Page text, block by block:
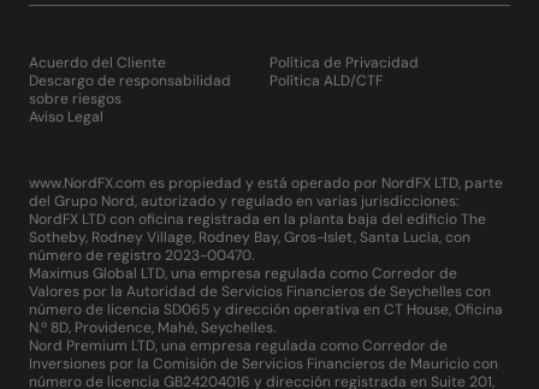
Acuerdo del Cliente
Descargo de responsabilidad
sobre riesgos
Aviso Legal
Política de Privacidad
Política ALD/CTF
www.NordFX.com es propiedad y está operado por NordFX LTD, parte
del Grupo Nord, autorizado y regulado en varias jurisdicciones:
NordFX LTD con oficina registrada en la planta baja del edificio The
Sotheby, Rodney Village, Rodney Bay, Gros-Islet, Santa Lucía, con
número de registro 2023-00470.
Maximus Global LTD, una empresa regulada como Corredor de
Valores por la Autoridad de Servicios Financieros de Seychelles con
número de licencia SD065 y dirección operativa en CT House, Oficina
N.º 8D, Providence, Mahé, Seychelles.
Nord Premium LTD, una empresa regulada como Corredor de
Inversiones por la Comisión de Servicios Financieros de Mauricio con
número de licencia GB24204016 y dirección registrada en Suite 201,